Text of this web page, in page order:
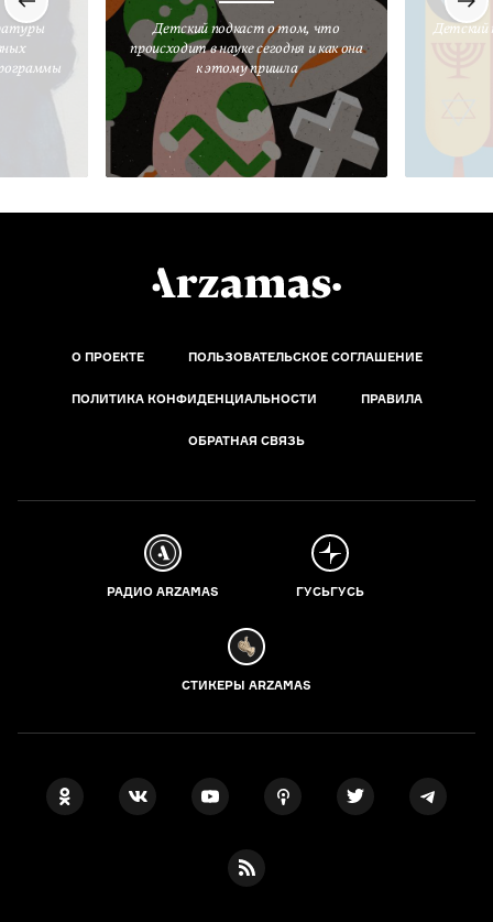
Детский подкаст о том, что
происходит в науке сегодня и как она
к этому пришла
Детский
О ПРОЕКТЕ ПОЛЬЗОВАТЕЛЬСКОЕ СОГЛАШЕНИЕ
ПОЛИТИКА КОНФИДЕНЦИАЛЬНОСТИ ПРАВИЛА
ОБРАТНАЯ СВЯЗЬ
РАДИО ARZAMAS ГУСЬГУСЬ
СТИКЕРЫ ARZAMAS